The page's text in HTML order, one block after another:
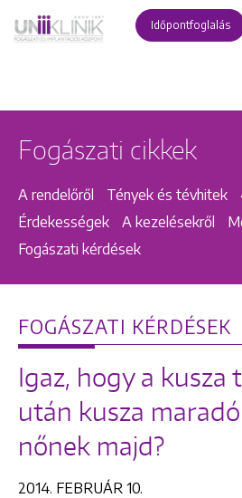
Időpontfoglalás
Fogászati cikkek
A rendelőről Tények és tévhitek
Érdekességek
A kezelésekről
Fogászati kérdések
FOGÁSZATI KÉRDÉSEK
Igaz, hogy a kusza
után kusza
nőnek majd?
2014. FEBRUÁR 10.